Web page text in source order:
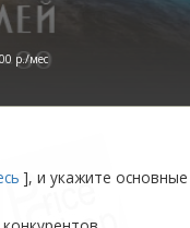
р./мес
], и укажите